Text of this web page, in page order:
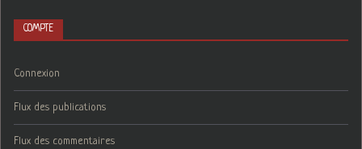
COMPTE
Connexion
Flux des publications
Flux des commentaires